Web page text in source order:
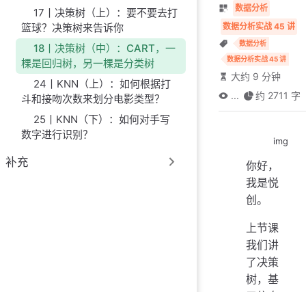
17丨决策树（上）：要不要去打
篮球？决策树来告诉你
18丨决策树（中）：CART，一
棵是回归树，另一棵是分类树
24丨KNN（上）：如何根据打
斗和接吻次数来划分电影类型？
25丨KNN（下）：如何对手写
数字进行识别？
补充
数据分析
数据分析实战 45 讲
数据分析
数据分析实战 45 讲
大约 9 分钟
...
约 2711 字
img
你好，
我是悦
创。
上节课
我们讲
了决策
树，基